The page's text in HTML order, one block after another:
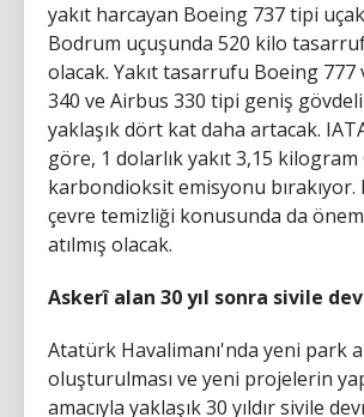
yakıt harcayan Boeing 737 tipi
Bodrum uçuşunda 520 kilo tasarruf
olacak. Yakıt tasarrufu Boeing 777
340 ve Airbus 330 tipi geniş
yaklaşık dört kat daha artacak.
göre, 1 dolarlık yakıt 3,15 kilogram
karbondioksit emisyonu bırakıyor.
çevre temizliği konusunda da
atılmış olacak.
Askerî alan 30 yıl sonra sivile
Atatürk Havalimanı'nda yeni park
oluşturulması ve yeni projelerin
amacıyla yaklaşık 30 yıldır sivile